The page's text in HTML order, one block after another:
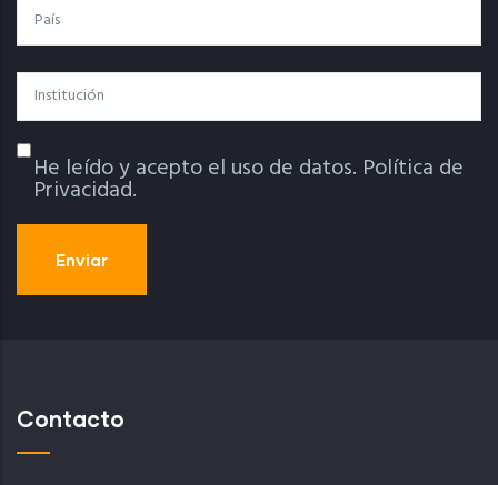
País
Institución
Política De Privacidad
He leído y acepto el uso de datos. Política de
Privacidad.
Contacto